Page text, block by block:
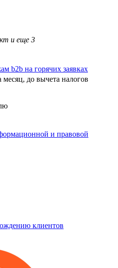
и еще 3
b2b на горячих заявках
месяц, до вычета налогов
и правовой
клиентов